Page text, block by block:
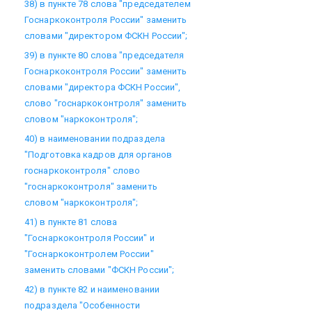
38) в пункте 78 слова "председателем
Госнаркоконтроля России" заменить
словами "директором ФСКН России";
39) в пункте 80 слова "председателя
Госнаркоконтроля России" заменить
словами "директора ФСКН России",
слово "госнаркоконтроля" заменить
словом "наркоконтроля";
40) в наименовании подраздела
"Подготовка кадров для органов
госнаркоконтроля" слово
"госнаркоконтроля" заменить
словом "наркоконтроля";
41) в пункте 81 слова
"Госнаркоконтроля России" и
"Госнаркоконтролем России"
заменить словами "ФСКН России";
42) в пункте 82 и наименовании
подраздела "Особенности